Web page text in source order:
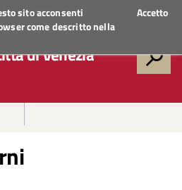
sito acconsenti
come descritto nella
Accetto
di Venezia